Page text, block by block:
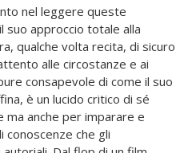
nel leggere queste
suo approccio totale alla
qualche volta recita, di sicuro
alle circostanze e ai
consapevole di come il suo
è un lucido critico di sé
anche per imparare e
conoscenze che gli